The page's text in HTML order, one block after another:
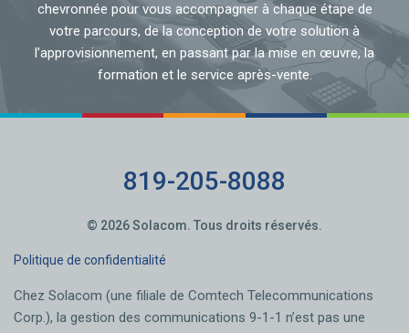
chevronnée pour vous accompagner à chaque étape de
votre parcours, de la conception de votre solution à
l’approvisionnement, en passant par la mise en œuvre, la
formation et le service après-vente.
819-205-8088
© 2026 Solacom. Tous droits réservés.
Politique de confidentialité
Chez Solacom (une filiale de Comtech Telecommunications
Corp.), la gestion des communications 9-1-1 n’est pas une